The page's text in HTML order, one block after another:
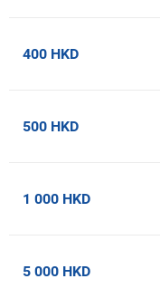
400 HKD
500 HKD
1 000 HKD
5 000 HKD